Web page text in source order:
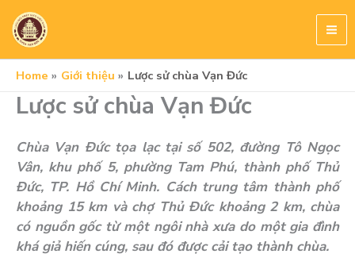
content
Home
Giới thiệu Lược sử chùa Vạn Đức
Lược sử chùa Vạn Đức
Chùa Vạn Đức tọa lạc tại số 502, đường Tô Ngọc
Vân, khu phố 5, phường Tam Phú, thành phố Thủ
Đức, TP. Hồ Chí Minh. Cách trung tâm thành phố
khoảng 15 km và chợ Thủ Đức khoảng 2 km, chùa
có nguồn gốc từ một ngôi nhà xưa do một gia đình
khá giả hiến cúng, sau đó được cải tạo thành chùa.